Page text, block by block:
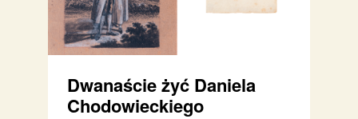
Dwanaście żyć Daniela
Chodowieckiego